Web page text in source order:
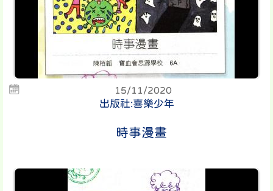
15/11/2020
出版社:喜樂少年
時事漫畫